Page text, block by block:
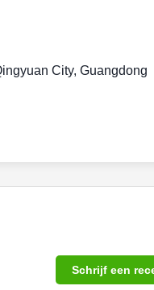
City, Guangdong
Schrijf een